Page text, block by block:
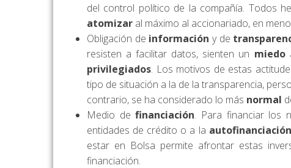
del control político de la compañía. Todos
atomizar al máximo al accionariado, en
Obligación de información y de
resisten a facilitar datos, sienten un miedo
privilegiados. Los motivos de estas
tipo de situación a la de la transparencia,
contrario, se ha considerado lo más normal
Medio definanciación. Para financiar los
entidades de crédito o a la autofinanciación
estar en Bolsa permite afrontar estas
financiación.